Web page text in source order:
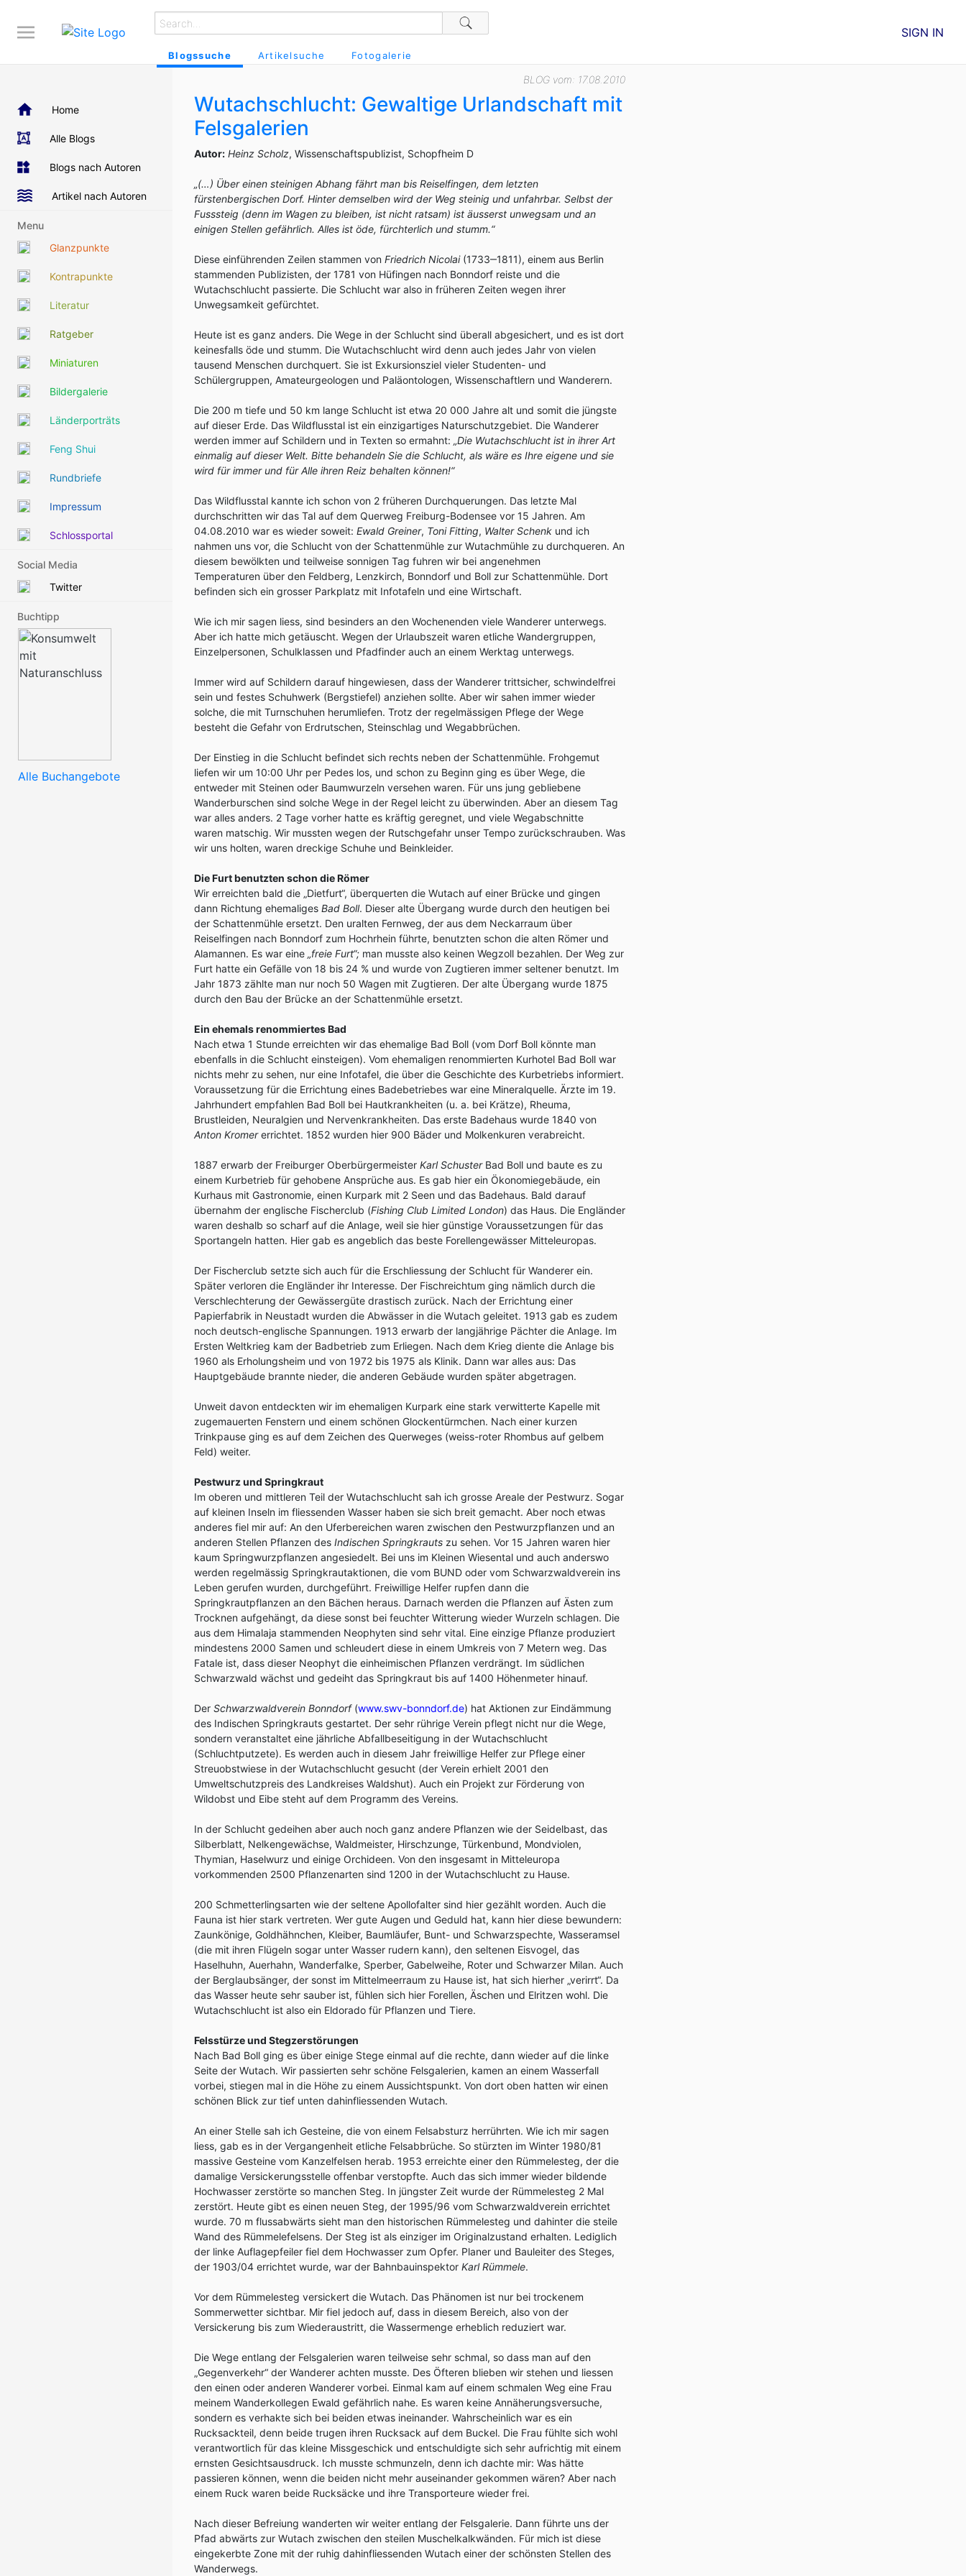
Blogssuche Artikelsuche Fotogalerie
SIGN IN
Home
Alle Blogs
Blogs nach Autoren
Artikel nach Autoren
Menu
Glanzpunkte
Kontrapunkte
Literatur
Ratgeber
Miniaturen
Bildergalerie
Länderporträts
Feng Shui
Rundbriefe
Impressum
Schlossportal
Social Media
Twitter
Buchtipp
Alle Buchangebote
BLOG vom: 17.08.2010
Wutachschlucht: Gewaltige Urlandschaft mit
Felsgalerien
Autor: Heinz Scholz, Wissenschaftspublizist, Schopfheim D
„(…) Über einen steinigen Abhang fährt man bis Reiselfingen, dem letzten
fürstenbergischen Dorf. Hinter demselben wird der Weg steinig und unfahrbar. Selbst der
Fusssteig (denn im Wagen zu bleiben, ist nicht ratsam) ist äusserst unwegsam und an
einigen Stellen gefährlich. Alles ist öde, fürchterlich und stumm.“
Diese einführenden Zeilen stammen von Friedrich Nicolai(1733‒1811), einem aus Berlin
stammenden Publizisten, der 1781 von Hüfingen nach Bonndorf reiste und die
Wutachschlucht passierte. Die Schlucht war also in früheren Zeiten wegen ihrer
Unwegsamkeit gefürchtet.
Heute ist es ganz anders. Die Wege in der Schlucht sind überall abgesichert, und es ist dort
keinesfalls öde und stumm. Die Wutachschlucht wird denn auch jedes Jahr von vielen
tausend Menschen durchquert. Sie ist Exkursionsziel vieler Studenten- und
Schülergruppen, Amateurgeologen und Paläontologen, Wissenschaftlern und Wanderern.
Die 200 m tiefe und 50 km lange Schlucht ist etwa 20 000 Jahre alt und somit die jüngste
auf dieser Erde. Das Wildflusstal ist ein einzigartiges Naturschutzgebiet. Die Wanderer
werden immer auf Schildern und in Texten so ermahnt: „Die Wutachschlucht ist in ihrer Art
einmalig auf dieser Welt. Bitte behandeln Sie die Schlucht, als wäre es Ihre eigene und sie
wird für immer und für Alle ihren Reiz behalten können!“
Das Wildflusstal kannte ich schon von 2 früheren Durchquerungen. Das letzte Mal
durchschritten wir das Tal auf dem Querweg Freiburg-Bodensee vor 15 Jahren. Am
04.08.2010 war es wieder soweit: Ewald Greiner, Toni Fitting, Walter Schenk und ich
nahmen uns vor, die Schlucht von der Schattenmühle zur Wutachmühle zu durchqueren. An
diesem bewölkten und teilweise sonnigen Tag fuhren wir bei angenehmen
Temperaturen über den Feldberg, Lenzkirch, Bonndorf und Boll zur Schattenmühle. Dort
befinden sich ein grosser Parkplatz mit Infotafeln und eine Wirtschaft.
Wie ich mir sagen liess, sind besinders an den Wochenenden viele Wanderer unterwegs.
Aber ich hatte mich getäuscht. Wegen der Urlaubszeit waren etliche Wandergruppen,
Einzelpersonen, Schulklassen und Pfadfinder auch an einem Werktag unterwegs.
Immer wird auf Schildern darauf hingewiesen, dass der Wanderer trittsicher, schwindelfrei
sein und festes Schuhwerk (Bergstiefel) anziehen sollte. Aber wir sahen immer wieder
solche, die mit Turnschuhen herumliefen. Trotz der regelmässigen Pflege der Wege
besteht die Gefahr von Erdrutschen, Steinschlag und Wegabbrüchen.
Der Einstieg in die Schlucht befindet sich rechts neben der Schattenmühle. Frohgemut
liefen wir um 10:00 Uhr per Pedes los, und schon zu Beginn ging es über Wege, die
entweder mit Steinen oder Baumwurzeln versehen waren. Für uns jung gebliebene
Wanderburschen sind solche Wege in der Regel leicht zu überwinden. Aber an diesem Tag
war alles anders. 2 Tage vorher hatte es kräftig geregnet, und viele Wegabschnitte
waren matschig. Wir mussten wegen der Rutschgefahr unser Tempo zurückschrauben. Was
wir uns holten, waren dreckige Schuhe und Beinkleider.
Die Furt benutzten schon die Römer
Wir erreichten bald die „Dietfurt“, überquerten die Wutach auf einer Brücke und gingen
dann Richtung ehemaliges Bad Boll. Dieser alte Übergang wurde durch den heutigen bei
der Schattenmühle ersetzt. Den uralten Fernweg, der aus dem Neckarraum über
Reiselfingen nach Bonndorf zum Hochrhein führte, benutzten schon die alten Römer und
Alamannen. Es war eine „freie Furt“; man musste also keinen Wegzoll bezahlen. Der Weg zur
Furt hatte ein Gefälle von 18 bis 24 % und wurde von Zugtieren immer seltener benutzt. Im
Jahr 1873 zählte man nur noch 50 Wagen mit Zugtieren. Der alte Übergang wurde 1875
durch den Bau der Brücke an der Schattenmühle ersetzt.
Ein ehemals renommiertes Bad
Nach etwa 1 Stunde erreichten wir das ehemalige Bad Boll (vom Dorf Boll könnte man
ebenfalls in die Schlucht einsteigen). Vom ehemaligen renommierten Kurhotel Bad Boll war
nichts mehr zu sehen, nur eine Infotafel, die über die Geschichte des Kurbetriebs informiert.
Voraussetzung für die Errichtung eines Badebetriebes war eine Mineralquelle. Ärzte im 19.
Jahrhundert empfahlen Bad Boll bei Hautkrankheiten (u. a. bei Krätze), Rheuma,
Brustleiden, Neuralgien und Nervenkrankheiten. Das erste Badehaus wurde 1840 von
Anton Kromererrichtet. 1852 wurden hier 900 Bäder und Molkenkuren verabreicht.
1887 erwarb der Freiburger Oberbürgermeister Karl SchusterBad Boll und baute es zu
einem Kurbetrieb für gehobene Ansprüche aus. Es gab hier ein Ökonomiegebäude, ein
Kurhaus mit Gastronomie, einen Kurpark mit 2 Seen und das Badehaus. Bald darauf
übernahm der englische Fischerclub (Fishing Club Limited London) das Haus. Die Engländer
waren deshalb so scharf auf die Anlage, weil sie hier günstige Voraussetzungen für das
Sportangeln hatten. Hier gab es angeblich das beste Forellengewässer Mitteleuropas.
Der Fischerclub setzte sich auch für die Erschliessung der Schlucht für Wanderer ein.
Später verloren die Engländer ihr Interesse. Der Fischreichtum ging nämlich durch die
Verschlechterung der Gewässergüte drastisch zurück. Nach der Errichtung einer
Papierfabrik in Neustadt wurden die Abwässer in die Wutach geleitet. 1913 gab es zudem
noch deutsch-englische Spannungen. 1913 erwarb der langjährige Pächter die Anlage. Im
Ersten Weltkrieg kam der Badbetrieb zum Erliegen. Nach dem Krieg diente die Anlage bis
1960 als Erholungsheim und von 1972 bis 1975 als Klinik. Dann war alles aus: Das
Hauptgebäude brannte nieder, die anderen Gebäude wurden später abgetragen.
Unweit davon entdeckten wir im ehemaligen Kurpark eine stark verwitterte Kapelle mit
zugemauerten Fenstern und einem schönen Glockentürmchen. Nach einer kurzen
Trinkpause ging es auf dem Zeichen des Querweges (weiss-roter Rhombus auf gelbem
Feld) weiter.
Pestwurz und Springkraut
Im oberen und mittleren Teil der Wutachschlucht sah ich grosse Areale der Pestwurz. Sogar
auf kleinen Inseln im fliessenden Wasser haben sie sich breit gemacht. Aber noch etwas
anderes fiel mir auf: An den Uferbereichen waren zwischen den Pestwurzpflanzen und an
anderen Stellen Pflanzen des Indischen Springkrauts zu sehen. Vor 15 Jahren waren hier
kaum Springwurzpflanzen angesiedelt. Bei uns im Kleinen Wiesental und auch anderswo
werden regelmässig Springkrautaktionen, die vom BUND oder vom Schwarzwaldverein ins
Leben gerufen wurden, durchgeführt. Freiwillige Helfer rupfen dann die
Springkrautpflanzen an den Bächen heraus. Darnach werden die Pflanzen auf Ästen zum
Trocknen aufgehängt, da diese sonst bei feuchter Witterung wieder Wurzeln schlagen. Die
aus dem Himalaja stammenden Neophyten sind sehr vital. Eine einzige Pflanze produziert
mindestens 2000 Samen und schleudert diese in einem Umkreis von 7 Metern weg. Das
Fatale ist, dass dieser Neophyt die einheimischen Pflanzen verdrängt. Im südlichen
Schwarzwald wächst und gedeiht das Springkraut bis auf 1400 Höhenmeter hinauf.
Der Schwarzwaldverein Bonndorf(www.swv-bonndorf.de) hat Aktionen zur Eindämmung
des Indischen Springkrauts gestartet. Der sehr rührige Verein pflegt nicht nur die Wege,
sondern veranstaltet eine jährliche Abfallbeseitigung in der Wutachschlucht
(Schluchtputzete). Es werden auch in diesem Jahr freiwillige Helfer zur Pflege einer
Streuobstwiese in der Wutachschlucht gesucht (der Verein erhielt 2001 den
Umweltschutzpreis des Landkreises Waldshut). Auch ein Projekt zur Förderung von
Wildobst und Eibe steht auf dem Programm des Vereins.
In der Schlucht gedeihen aber auch noch ganz andere Pflanzen wie der Seidelbast, das
Silberblatt, Nelkengewächse, Waldmeister, Hirschzunge, Türkenbund, Mondviolen,
Thymian, Haselwurz und einige Orchideen. Von den insgesamt in Mitteleuropa
vorkommenden 2500 Pflanzenarten sind 1200 in der Wutachschlucht zu Hause.
200 Schmetterlingsarten wie der seltene Apollofalter sind hier gezählt worden. Auch die
Fauna ist hier stark vertreten. Wer gute Augen und Geduld hat, kann hier diese bewundern:
Zaunkönige, Goldhähnchen, Kleiber, Baumläufer, Bunt- und Schwarzspechte, Wasseramsel
(die mit ihren Flügeln sogar unter Wasser rudern kann), den seltenen Eisvogel, das
Haselhuhn, Auerhahn, Wanderfalke, Sperber, Gabelweihe, Roter und Schwarzer Milan. Auch
der Berglaubsänger, der sonst im Mittelmeerraum zu Hause ist, hat sich hierher „verirrt“. Da
das Wasser heute sehr sauber ist, fühlen sich hier Forellen, Äschen und Elritzen wohl. Die
Wutachschlucht ist also ein Eldorado für Pflanzen und Tiere.
Felsstürze und Stegzerstörungen
Nach Bad Boll ging es über einige Stege einmal auf die rechte, dann wieder auf die linke
Seite der Wutach. Wir passierten sehr schöne Felsgalerien, kamen an einem Wasserfall
vorbei, stiegen mal in die Höhe zu einem Aussichtspunkt. Von dort oben hatten wir einen
schönen Blick zur tief unten dahinfliessenden Wutach.
An einer Stelle sah ich Gesteine, die von einem Felsabsturz herrührten. Wie ich mir sagen
liess, gab es in der Vergangenheit etliche Felsabbrüche. So stürzten im Winter 1980/81
massive Gesteine vom Kanzelfelsen herab. 1953 erreichte einer den Rümmelesteg, der die
damalige Versickerungsstelle offenbar verstopfte. Auch das sich immer wieder bildende
Hochwasser zerstörte so manchen Steg. In jüngster Zeit wurde der Rümmelesteg 2 Mal
zerstört. Heute gibt es einen neuen Steg, der 1995/96 vom Schwarzwaldverein errichtet
wurde. 70 m flussabwärts sieht man den historischen Rümmelesteg und dahinter die steile
Wand des Rümmelefelsens. Der Steg ist als einziger im Originalzustand erhalten. Lediglich
der linke Auflagepfeiler fiel dem Hochwasser zum Opfer. Planer und Bauleiter des Steges,
der 1903/04 errichtet wurde, war der Bahnbauinspektor Karl Rümmele.
Vor dem Rümmelesteg versickert die Wutach. Das Phänomen ist nur bei trockenem
Sommerwetter sichtbar. Mir fiel jedoch auf, dass in diesem Bereich, also von der
Versickerung bis zum Wiederaustritt, die Wassermenge erheblich reduziert war.
Die Wege entlang der Felsgalerien waren teilweise sehr schmal, so dass man auf den
„Gegenverkehr“ der Wanderer achten musste. Des Öfteren blieben wir stehen und liessen
den einen oder anderen Wanderer vorbei. Einmal kam auf einem schmalen Weg eine Frau
meinem Wanderkollegen Ewald gefährlich nahe. Es waren keine Annäherungsversuche,
sondern es verhakte sich bei beiden etwas ineinander. Wahrscheinlich war es ein
Rucksackteil, denn beide trugen ihren Rucksack auf dem Buckel. Die Frau fühlte sich wohl
verantwortlich für das kleine Missgeschick und entschuldigte sich sehr aufrichtig mit einem
ernsten Gesichtsausdruck. Ich musste schmunzeln, denn ich dachte mir: Was hätte
passieren können, wenn die beiden nicht mehr auseinander gekommen wären? Aber nach
einem Ruck waren beide Rucksäcke und ihre Transporteure wieder frei.
Nach dieser Befreiung wanderten wir weiter entlang der Felsgalerie. Dann führte uns der
Pfad abwärts zur Wutach zwischen den steilen Muschelkalkwänden. Für mich ist diese
eingekerbte Zone mit der ruhig dahinfliessenden Wutach einer der schönsten Stellen des
Wanderwegs.